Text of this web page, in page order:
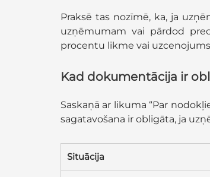
Praksē tas nozīmē, ka, ja
uzņēmumam vai pārdod
procentu likme vai
Kad dokumentācija ir
Saskaņā ar likuma “Par
sagatavošana ir obligāta, ja
Situācija